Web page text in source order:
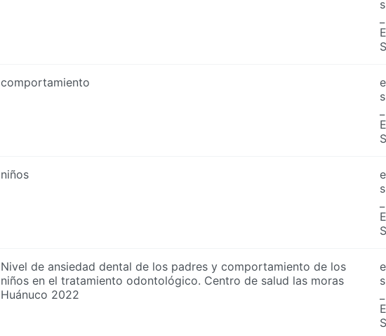
s
E
S
comportamiento
e
s
E
S
niños
e
s
E
S
Nivel de ansiedad dental de los padres y comportamiento de los
niños en el tratamiento odontológico. Centro de salud las moras
Huánuco 2022
e
s
E
S